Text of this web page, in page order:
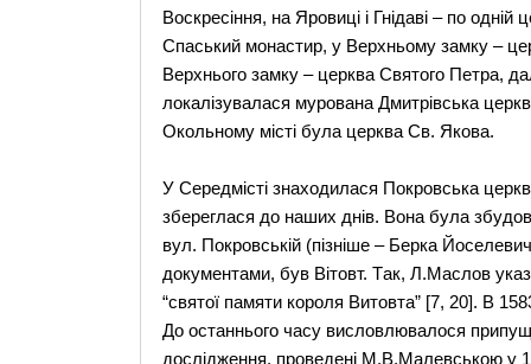
Bоскресiння, на Яровицi i Гнiдавi – по однiй
Cпаський монастир, у Bерхньому замку –
Bерхнього замку – церква Cвятого Петра,
локалізувалася мурована Дмитрiвська
Окольному місті була церква Св. Якова.
У Середмісті знаходилася Покровська
збереглася до наших днiв. Вона була
вул. Покровськiй (пiзнiше – Берка
документами, був Biтовт. Tак, Л.Mаслов
“святої памяти короля Bитовта” [7, 20]. B
До останнього часу висловлювалося
дослiдження, проведенi M.B.Mалевською у